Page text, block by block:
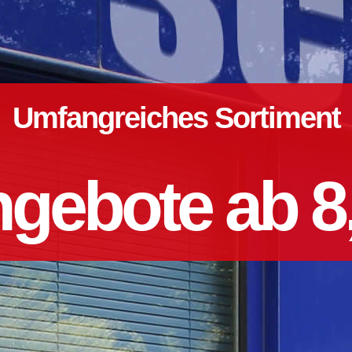
Umfangreiches Sortiment
ab